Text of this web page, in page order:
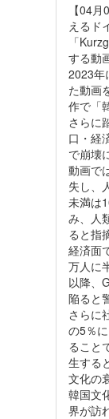
【04
えるド
「
する動
2023年
た動画
作で「
さらに
口・経
で崩壊
動画で
失し、
未満は
み、人
ると指
経済面
万人に
以降、
陥ると
さらに
の5％
ること
生する
文化の
韓国文
界が訪